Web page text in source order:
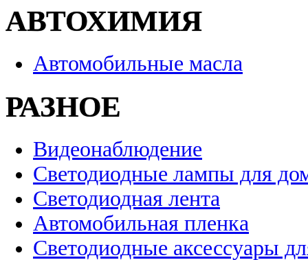
АВТОХИМИЯ
Автомобильные масла
РАЗНОЕ
Видеонаблюдение
Светодиодные лампы для
Светодиодная лента
Автомобильная пленка
Светодиодные аксессуары